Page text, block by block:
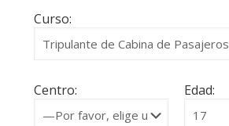
Curso:
Centro: Edad: